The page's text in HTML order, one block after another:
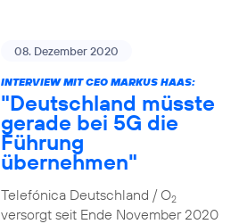
08. Dezember 2020
INTERVIEW MIT CEO MARKUS HAAS:
"Deutschland müsste
gerade bei 5G die
Führung
übernehmen"
Telefónica Deutschland / O2
versorgt seit Ende November 2020